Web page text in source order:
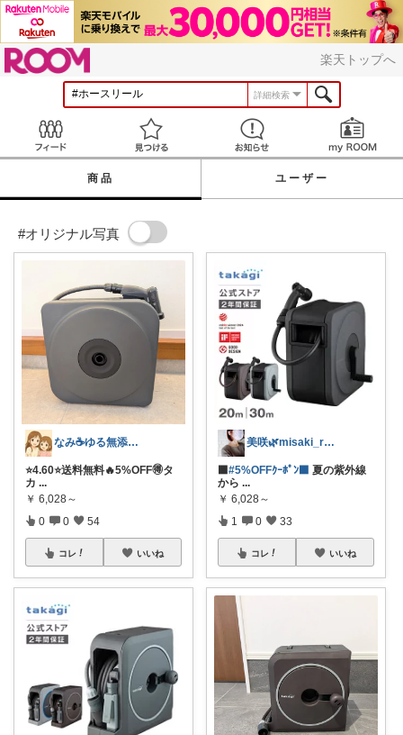
楽天トップへ
詳細検索
見つける お知らせ
商品 ユーザー
#オリジナル写真
なみ☕ゆる無添加🌱5歳差姉妹
⭐️4.60⭐️送料無料🔥5%OFF🉐タ
カ ...
￥ 6,028～
0 0 54
コレ いいね
美咲🌿misaki_room_ig
⬛#5%OFFｸｰﾎﾟﾝ⬛ 夏の紫外線
から ...
￥ 6,028～
1 0 33
コレ いいね